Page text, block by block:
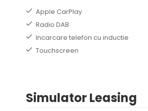
Apple CarPlay
Radio DAB
Incarcare telefon cu inductie
Touchscreen
Simulator Leasing